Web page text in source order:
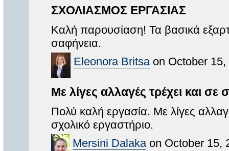
ΣΧΟΛΙΑΣΜΟΣ ΕΡΓΑΣΙΑΣ
Καλή παρουσίαση! Τα βασικά
σαφήνεια.
Eleonora Britsa on October
Με λίγες αλλαγές τρέχει και σε
Πολύ καλή εργασία. Με λίγες
σχολικό εργαστήριο.
Mersini Dalaka on October 15,